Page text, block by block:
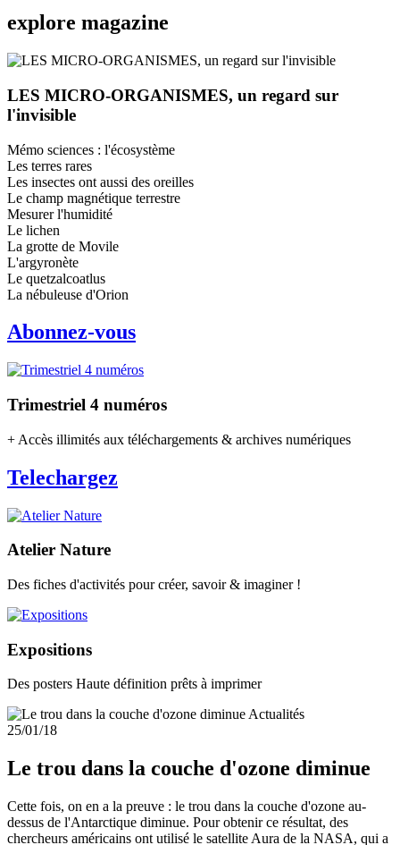
explore magazine
LES MICRO-ORGANISMES, un regard sur
l'invisible
Mémo sciences : l'écosystème
Les terres rares
Les insectes ont aussi des oreilles
Le champ magnétique terrestre
Mesurer l'humidité
Le lichen
La grotte de Movile
L'argyronète
Le quetzalcoatlus
La nébuleuse d'Orion
Abonnez-vous
Trimestriel 4 numéros
+ Accès illimités aux téléchargements & archives numériques
Telechargez
Atelier Nature
Des fiches d'activités pour créer, savoir & imaginer !
Expositions
Des posters Haute définition prêts à imprimer
Actualités
25/01/18
Le trou dans la couche d'ozone diminue
Cette fois, on en a la preuve : le trou dans la couche d'ozone au-
dessus de l'Antarctique diminue. Pour obtenir ce résultat, des
chercheurs américains ont utilisé le satellite Aura de la NASA, qui a